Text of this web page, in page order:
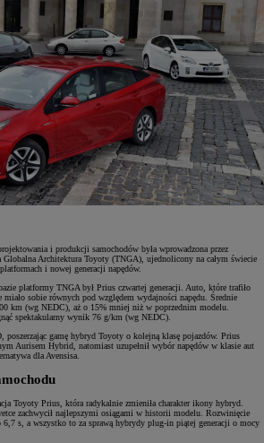
i produkcji samochodów była wprowadzona przez
Architektura Toyoty (TNGA), ujednolicony na całym świecie
i nowej generacji napędów.
platformy TNGA był Prius czwartej generacji. Auto, które trafiło
sobie równych pod względem wydajności napędu. Średnie
km (wg NEDC), aż o 15% mniej niż w poprzednim modelu.
spektakularny wynik 76 g/km (wg NEDC).
poszerzając gamę hybryd Toyoty o kolejną klasę pojazdów. Prius
Aurisem Hybrid, natomiast uzupełnił wybór napędów w klasie aut
dla Avensisa.
Toyoty Prius, która radykalnie zmieniła charakter ikony hybryd.
zachwycił najlepszymi osiągami w historii modelu. Rozwinięcie
s, a wszystko to za sprawą hybrydy plug-in piątej generacji o mocy